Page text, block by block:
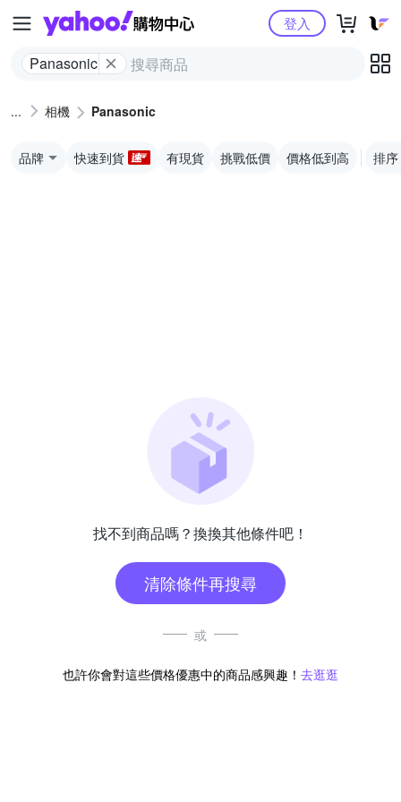
Yahoo購物中心
Panasonic
登入
相機 Panasonic
品牌 快速到貨 有現貨 挑戰低價 價格低到高 排序
找不到商品嗎？換換其他條件吧！
清除條件再搜尋
或
也許你會對這些價格優惠中的商品感興趣！ 去逛逛